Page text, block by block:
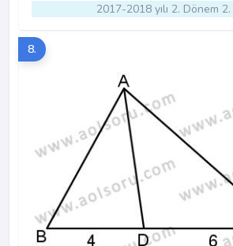
2017-2018 yılı 2. Dönem
8.